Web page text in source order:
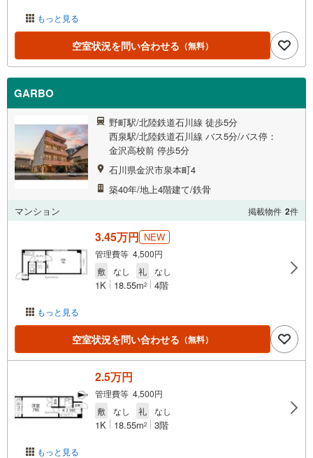
もっと見る
空室状況を問い合わせる （無料）
GARBO
野町駅/北陸鉄道石川線 徒歩5分
西泉駅/北陸鉄道石川線 バス5分/バス停：
金沢高校前 停歩5分
石川県金沢市泉本町4
築40年/地上4階建て/鉄骨
マンション
掲載物件 2件
もっと見る
3.45万円 NEW
管理費等 4,500円
敷
なし 礼 なし
1K 18.55m2 4階
空室状況を問い合わせる （無料）
もっと見る
2.5万円
管理費等 4,500円
敷
なし 礼 なし
1K 18.55m2 3階